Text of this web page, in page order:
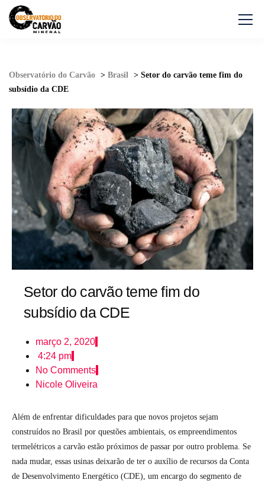
Observatório do Carvão > Brasil > Setor do carvão teme fim do
subsídio da CDE
Setor do carvão teme fim do
subsídio da CDE
março 2, 2020
4:24 pm
No Comments
Nicole Oliveira
Além de enfrentar dificuldades para que novos projetos sejam
construídos no Brasil por questões ambientais, os empreendimentos
termelétricos a carvão estão próximos de passar por outro problema. Se
nada mudar, essas usinas deixarão de ter o auxílio de recursos da Conta
de Desenvolvimento Energético (CDE), um encargo do segmento de